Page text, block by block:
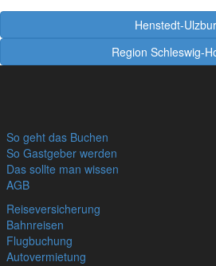
Henstedt-
Region Schleswig-
So geht das Buchen
So Gastgeber werden
Das sollte man wissen
AGB
Reiseversicherung
Bahnreisen
Flugbuchung
Autovermietung